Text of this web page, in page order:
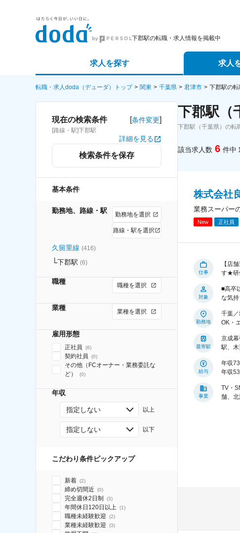
下郡駅の転職・求人情報を掲載中
求人を探す
詳細条件から探す
求人特集から探す
求人
エージェント
スカウトサー
転職・求人doda（デューダ）トップ 関東 千葉県 君津市 下郡駅の
現在の検索条件 [条件変更]
[路線・駅]下郡駅
詳細を見る
検索条件を保存
基本条件
勤務地、路線・駅 勤務地を選択
路線・駅を選択
久留里線 (416)
下郡駅 (6)
職種 職種を選択
業種 業種を選択
雇用形態
正社員 (6)
契約社員 (0)
その他（FCオーナー・業務委託な
ど）
(0)
年収
指定しない 以上
指定しない 以下
こだわり条件ピックアップ
新着 (2)
締め切間近 (0)
完全週休2日制 (3)
年間休日120日以上 (1)
職種未経験歓迎 (2)
業種未経験歓迎 (3)
下郡駅（
下郡駅（千葉県）の転
該当求人数 6 件中
株式会社
業務スーパー
New 正社員
仕事
【店
す★研
対象
■高卒
な気持
勤務地
千葉
OK・
最寄駅
京成
駅、木
給与
年収
年収
事業
TV・
舗、北